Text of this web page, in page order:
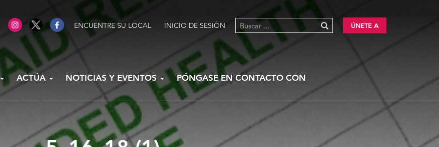
ENCUENTRE SU LOCAL INICIO DE SESIÓN ÚNETE A
ACTÚA NOTICIAS Y EVENTOS PÓNGASE EN CONTACTO CON